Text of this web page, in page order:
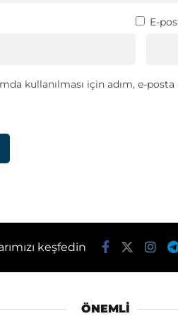
E-
kullanılması için adım, e-
keşfedin
ÖNEMLI